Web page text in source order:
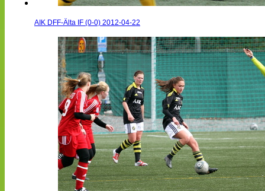
AIK DFF-Älta IF (0-0) 2012-04-22